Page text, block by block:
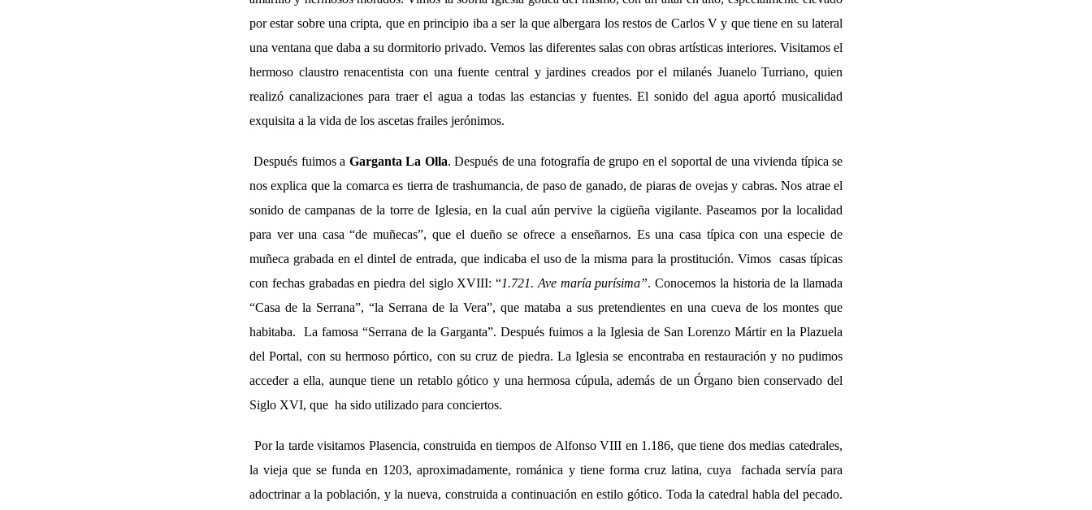
por estar sobre una cripta, que en principio iba a ser la que albergara los restos de Carlos V y que tiene en su lateral
una ventana que daba a su dormitorio privado. Vemos las diferentes salas con obras artísticas interiores. Visitamos el
hermoso claustro renacentista con una fuente central y jardines creados por el milanés Juanelo Turriano, quien
realizó canalizaciones para traer el agua a todas las estancias y fuentes. El sonido del agua aportó musicalidad
exquisita a la vida de los ascetas frailes jerónimos.
Después fuimos a Garganta La Olla. Después de una fotografía de grupo en el soportal de una vivienda típica se
nos explica que la comarca es tierra de trashumancia, de paso de ganado, de piaras de ovejas y cabras. Nos atrae el
sonido de campanas de la torre de Iglesia, en la cual aún pervive la cigüeña vigilante. Paseamos por la localidad
para ver una casa “de muñecas”, que el dueño se ofrece a enseñarnos. Es una casa típica con una especie de
muñeca grabada en el dintel de entrada, que indicaba el uso de la misma para la prostitución. Vimos casas típicas
con fechas grabadas en piedra del siglo XVIII: “1.721. Ave maría purísima”. Conocemos la historia de la llamada
“Casa de la Serrana”, “la Serrana de la Vera”, que mataba a sus pretendientes en una cueva de los montes que
habitaba. La famosa “Serrana de la Garganta”. Después fuimos a la Iglesia de San Lorenzo Mártir en la Plazuela
del Portal, con su hermoso pórtico, con su cruz de piedra. La Iglesia se encontraba en restauración y no pudimos
acceder a ella, aunque tiene un retablo gótico y una hermosa cúpula, además de un Órgano bien conservado del
Siglo XVI, que ha sido utilizado para conciertos.
Por la tarde visitamos Plasencia, construida en tiempos de Alfonso VIII en 1.186, que tiene dos medias catedrales,
la vieja que se funda en 1203, aproximadamente, románica y tiene forma cruz latina, cuya fachada servía para
adoctrinar a la población, y la nueva, construida a continuación en estilo gótico. Toda la catedral habla del pecado.